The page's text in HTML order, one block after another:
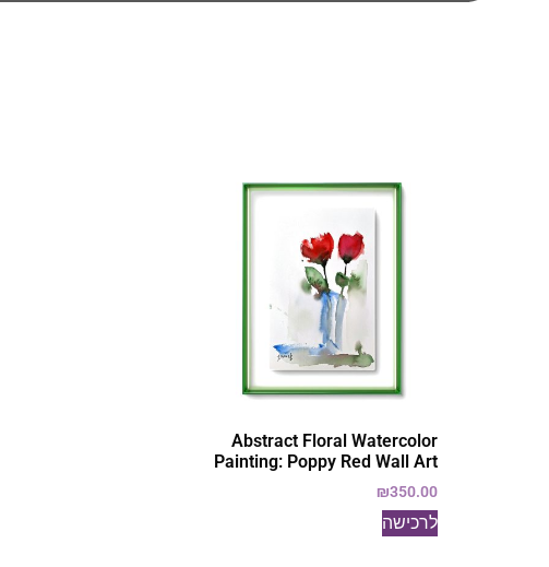
Abstract Floral Watercolor
Painting: Poppy Red Wall Art
₪350.00
לרכישה